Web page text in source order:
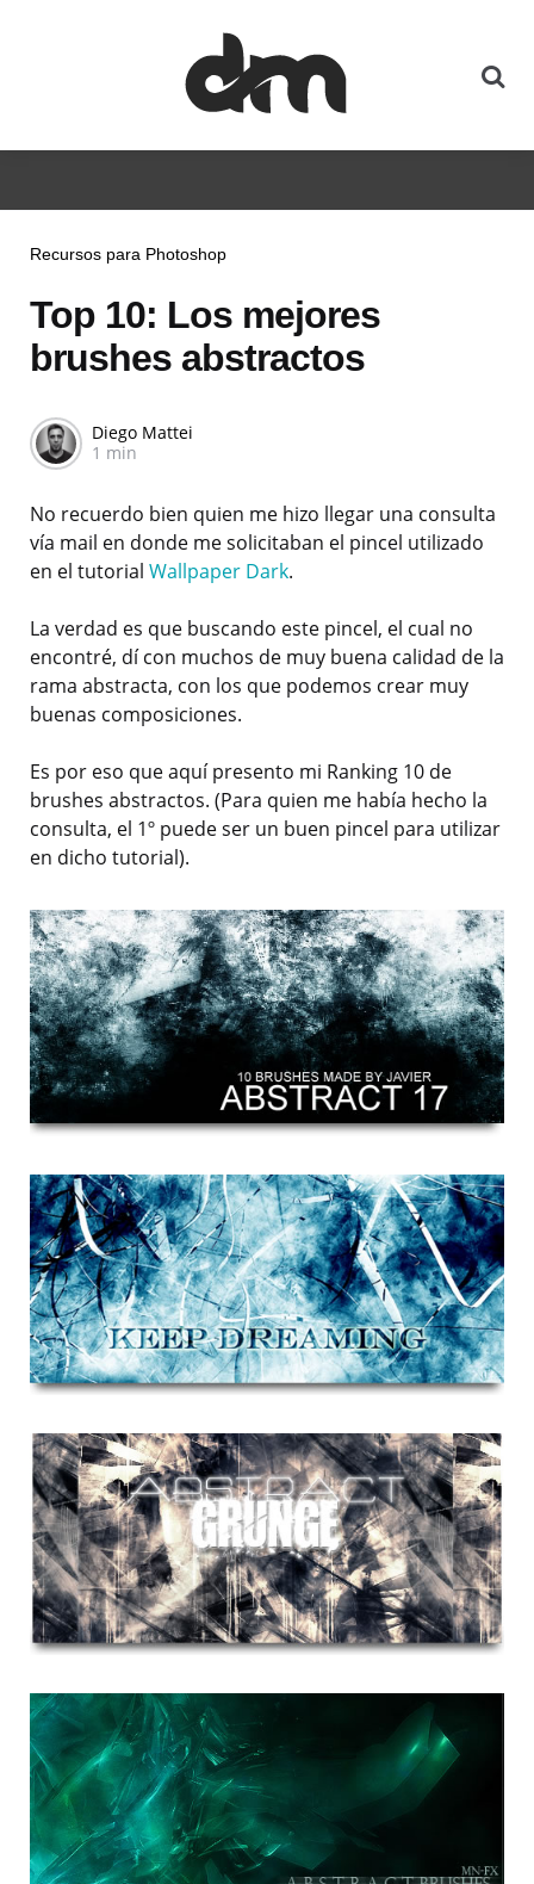
Recursos para Photoshop
Top 10: Los mejores
brushes abstractos
Diego Mattei
1 min
No recuerdo bien quien me hizo llegar una consulta
vía mail en donde me solicitaban el pincel utilizado
en el tutorial Wallpaper Dark.
La verdad es que buscando este pincel, el cual no
encontré, dí con muchos de muy buena calidad de la
rama abstracta, con los que podemos crear muy
buenas composiciones.
Es por eso que aquí presento mi Ranking 10 de
brushes abstractos. (Para quien me había hecho la
consulta, el 1º puede ser un buen pincel para utilizar
en dicho tutorial).